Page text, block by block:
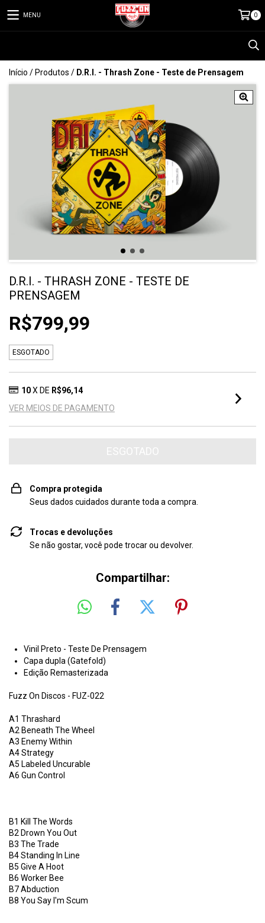
MENU 0
Início / Produtos / D.R.I. - Thrash Zone - Teste de Prensagem
D.R.I. - THRASH ZONE - TESTE DE
PRENSAGEM
R$799,99
ESGOTADO
10 X DE R$96,14
VER MEIOS DE PAGAMENTO
Compra protegida
Seus dados cuidados durante toda a compra.
Trocas e devoluções
Se não gostar, você pode trocar ou devolver.
Compartilhar:
Vinil Preto - Teste De Prensagem
Capa dupla (Gatefold)
Edição Remasterizada
Fuzz On Discos - FUZ-022
A1 Thrashard
A2 Beneath The Wheel
A3 Enemy Within
A4Strategy
A5 Labeled Uncurable
A6 Gun Control
B1 Kill The Words
B2 Drown You Out
B3 The Trade
B4Standing In Line
B5 Give A Hoot
B6 Worker Bee
B7Abduction
B8 You Say I'm Scum